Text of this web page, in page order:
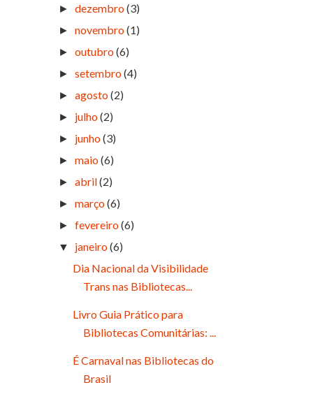
►dezembro(3)
►novembro(1)
►outubro(6)
►setembro(4)
►agosto(2)
► julho(2)
► junho(3)
►maio(6)
►abril(2)
►março(6)
►fevereiro(6)
▼ janeiro(6)
Dia Nacional da Visibilidade
Trans nas Bibliotecas...
Livro Guia Prático para
Bibliotecas Comunitárias: ...
É Carnaval nas Bibliotecas do
Brasil